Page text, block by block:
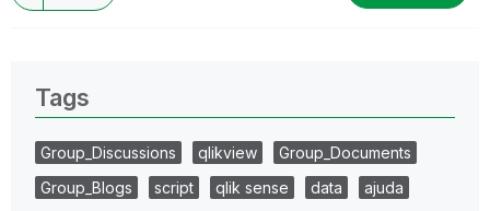
Tags
Group_Discussions qlikview
Group_Documents
Group_Blogs
script qlik sense data
ajuda